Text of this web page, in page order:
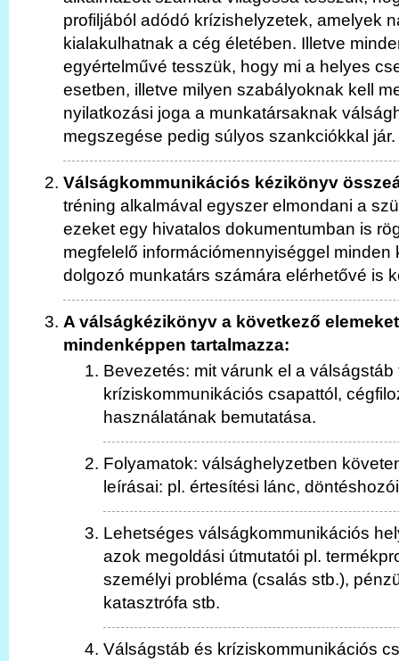
profiljából adódó krízishelyzetek, amelyek
kialakulhatnak a cég életében. Illetve
egyértelművé tesszük, hogy mi a helyes
esetben, illetve milyen szabályoknak kell
nyilatkozási joga a munkatársaknak
megszegése pedig súlyos szankciókkal jár.
Válságkommunikációs kézikönyv
tréning alkalmával egyszer elmondani a
ezeket egy hivatalos dokumentumban is
megfelelő információmennyiséggel minden
dolgozó munkatárs számára elérhetővé is
A válságkézikönyv a következő
mindenképpen tartalmazza:
Bevezetés: mit várunk el a válságstáb
kríziskommunikációs csapattól,
használatának bemutatása.
Folyamatok: válsághelyzetben
leírásai: pl. értesítési lánc,
Lehetséges válságkommunikációs
azok megoldási útmutatói pl.
személyi probléma (csalás stb.),
katasztrófa stb.
Válságstáb és kríziskommunikációs